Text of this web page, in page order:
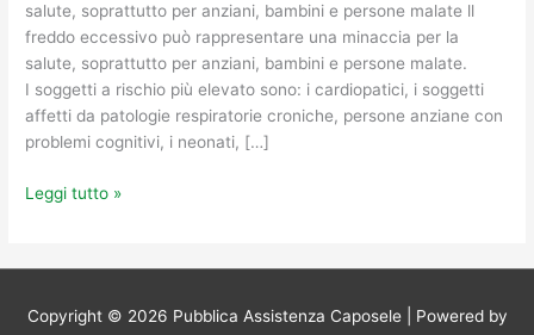
salute, soprattutto per anziani, bambini e persone malate ll
freddo eccessivo può rappresentare una minaccia per la
salute, soprattutto per anziani, bambini e persone malate.
I soggetti a rischio più elevato sono: i cardiopatici, i soggetti
affetti da patologie respiratorie croniche, persone anziane con
problemi cognitivi, i neonati, […]
Leggi tutto »
Copyright © 2026 Pubblica Assistenza Caposele| Powered by